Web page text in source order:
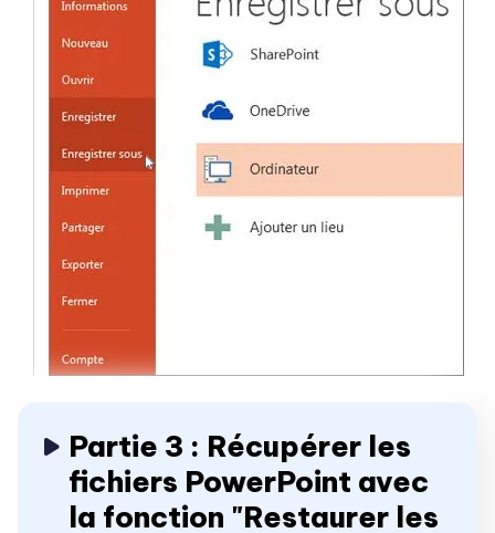
Partie 3 : Récupérer les
fichiers PowerPoint avec
la fonction "Restaurer les